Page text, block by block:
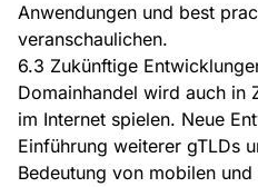
Anwendungen und best
veranschaulichen.
6.3 Zukünftige
Domainhandel wird auch in
im Internet spielen. Neue
Einführung weiterer gTLDs
Bedeutung von mobilen